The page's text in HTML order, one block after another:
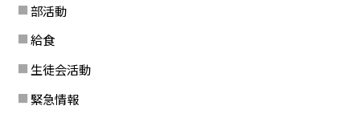
部活動
給食
生徒会活動
緊急情報